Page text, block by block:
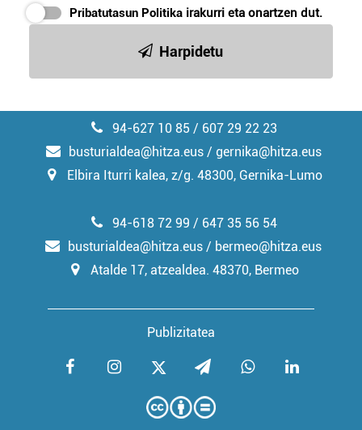
Pribatutasun Politika irakurri eta onartzen dut.
Harpidetu
94-627 10 85 / 607 29 22 23
busturialdea@hitza.eus / gernika@hitza.eus
Elbira Iturri kalea, z/g. 48300, Gernika-Lumo
Publizitatea
94-618 72 99 / 647 35 56 54
busturialdea@hitza.eus / bermeo@hitza.eus
Atalde 17, atzealdea. 48370, Bermeo